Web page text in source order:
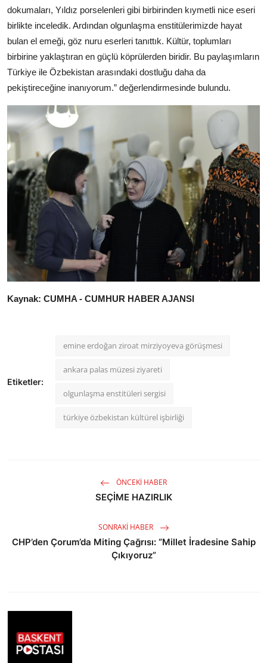
dokumaları, Yıldız porselenleri gibi birbirinden kıymetli nice eseri
birlikte inceledik. Ardından olgunlaşma enstitülerimizde hayat
bulan el emeği, göz nuru eserleri tanıttık. Kültür, toplumları
birbirine yaklaştıran en güçlü köprülerden biridir. Bu paylaşımların
Türkiye ile Özbekistan arasındaki dostluğu daha da
pekiştireceğine inanıyorum.” değerlendirmesinde bulundu.
Kaynak: CUMHA - CUMHUR HABER AJANSI
Etiketler:
emine erdoğan ziroat mirziyoyeva görüşmesi
ankara palas müzesi ziyareti
olgunlaşma enstitüleri sergisi
türkiye özbekistan kültürel işbirliği
ÖNCEKI HABER
SEÇİME HAZIRLIK
SONRAKI HABER
CHP’den Çorum’da Miting Çağrısı: “Millet İradesine Sahip
Çıkıyoruz”